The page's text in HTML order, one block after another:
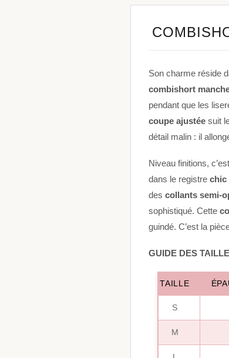
Son charme réside
combishort
pendant que les
coupe ajustée suit
détail malin : il
Niveau finitions,
dans le registre chic
des collants semi-
sophistiqué. Cette
guindé. C’est la
GUIDE DES
TAILLE
S
M